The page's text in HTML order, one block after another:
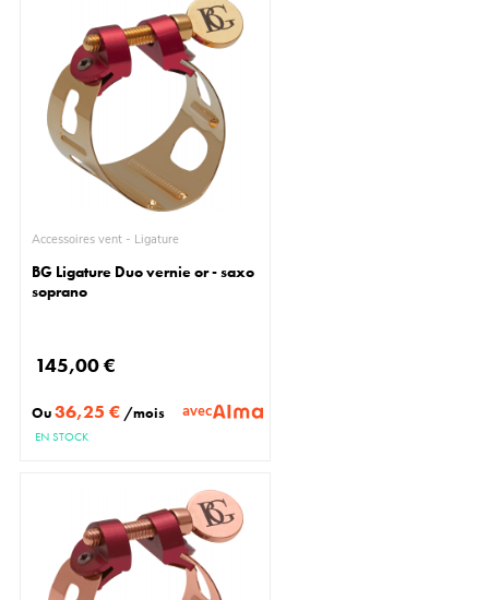
Accessoires vent - Ligature
BG Ligature Duo vernie or - saxo
soprano
145,00 €
Ou36,25 € /mois avec
EN STOCK